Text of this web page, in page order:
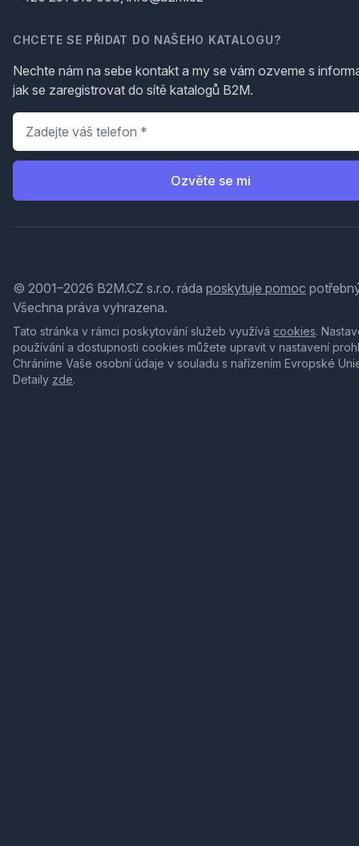
CHCETE SE PŘIDAT DO NAŠEHO KATALOGU?
Nechte nám na sebe kontakt a my se vám ozveme s
jak se zaregistrovat do sítě katalogů B2M.
Telefon
Ozvěte se mi
© 2001–2026 B2M.CZ s.r.o. ráda poskytuje pomoc
Všechna práva vyhrazena.
Tato stránka v rámci poskytování služeb využívá cookies.
používání a dostupnosti cookies můžete upravit v nastavení
Chráníme Vaše osobní údaje v souladu s nařízením Evropské
Detaily zde.